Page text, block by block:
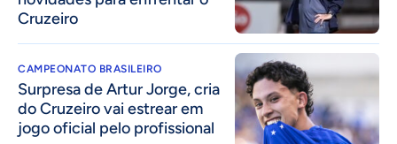
Cruzeiro
CAMPEONATO BRASILEIRO
Surpresa de Artur Jorge, cria
do Cruzeiro vai estrear em
jogo oficial pelo profissional